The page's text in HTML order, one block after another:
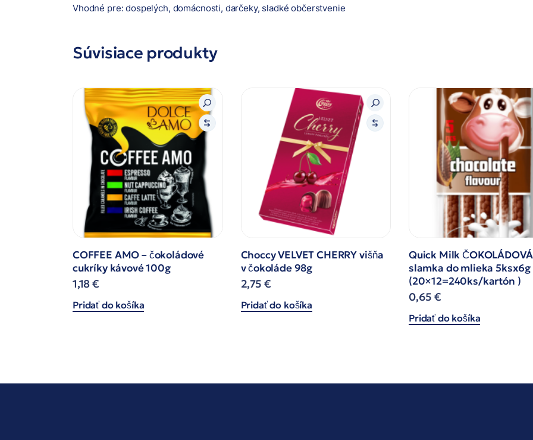
Vhodné pre: dospelých, domácnosti, darčeky, sladké občerstvenie
Súvisiace produkty
COFFEE AMO – čokoládové
cukríky kávové 100g
1,18€
Pridať do košíka
Choccy VELVET CHERRY višňa
v čokoláde 98g
2,75 €
Pridať do košíka
Quick Milk ČOKOLÁDOVÁ
slamka do mlieka 5ksx6g
(20×12=240ks/kartón )
0,65€
Pridať do košíka